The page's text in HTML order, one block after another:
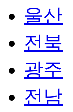
울산
전북
광주
전남